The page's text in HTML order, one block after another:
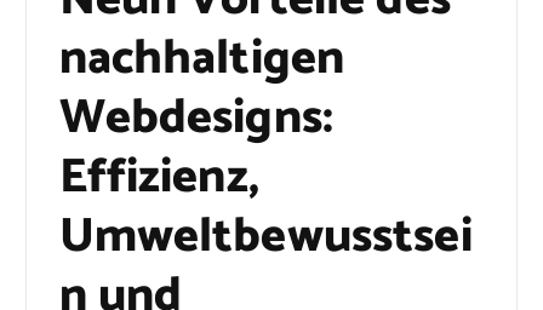
nachhaltigen
Webdesigns:
Effizienz,
Umweltbewusstsei